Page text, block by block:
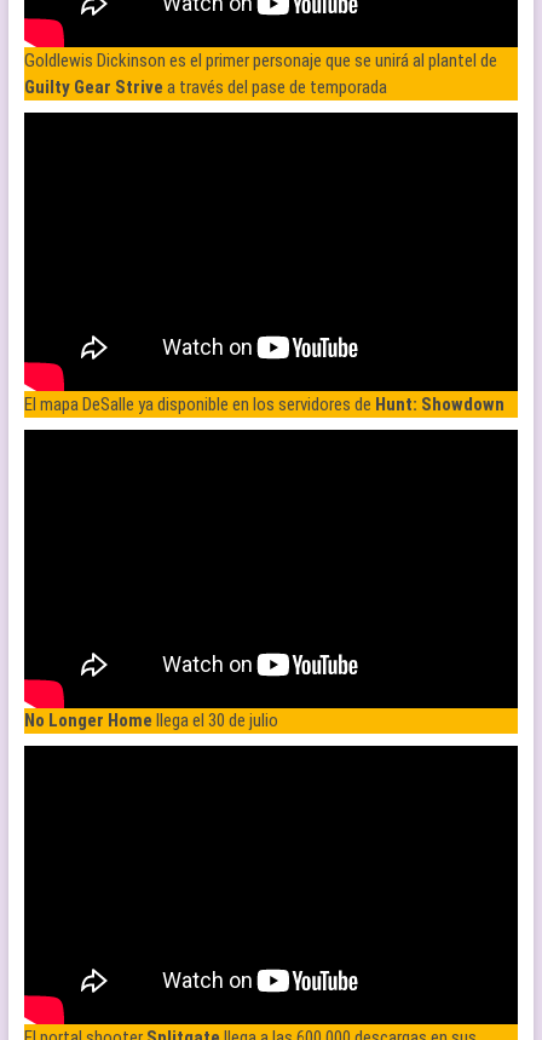
Goldlewis Dickinson es el primer personaje que se unirá al plantel de
Guilty Gear Strive a través del pase de temporada
El mapa DeSalle ya disponible en los servidores de Hunt: Showdown
No Longer Home llega el 30 de julio